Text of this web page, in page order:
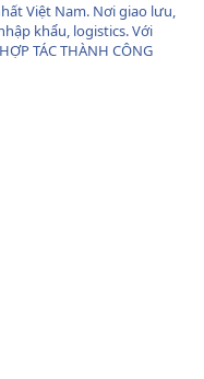
Việt Nam. Nơi giao lưu,
khẩu, logistics. Với
TÁC THÀNH CÔNG